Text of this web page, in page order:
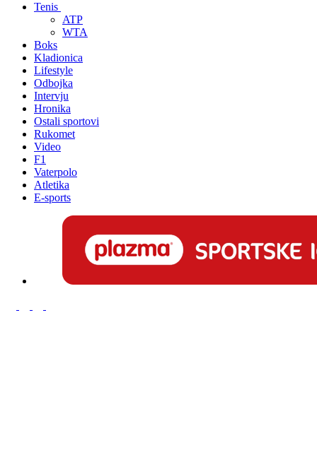
Tenis
ATP
WTA
Boks
Kladionica
Lifestyle
Odbojka
Intervju
Hronika
Ostali sportovi
Rukomet
Video
F1
Vaterpolo
Atletika
E-sports